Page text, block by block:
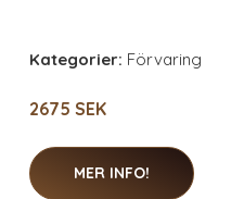
Kategorier: Förvaring
2675 SEK
MER INFO!